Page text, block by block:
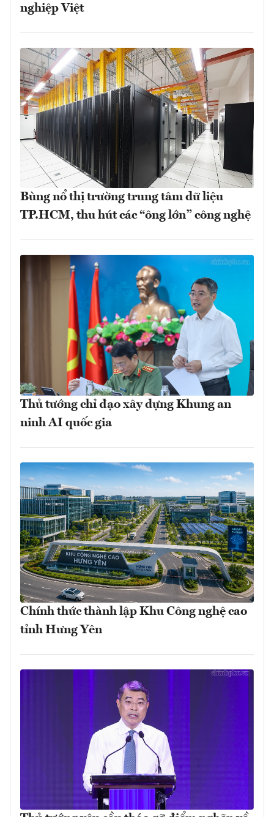
nghiệp Việt
Bùng nổ thị trường trung tâm dữ liệu
TP.HCM, thu hút các “ông lớn” công nghệ
Thủ tướng chỉ đạo xây dựng Khung an
ninh AI quốc gia
Chính thức thành lập Khu Công nghệ cao
tỉnh Hưng Yên